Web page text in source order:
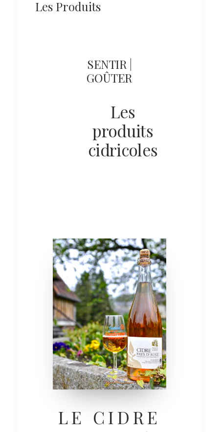
Les Produits
SENTIR |
GOÛTER
Les
produits
cidricoles
LE CIDRE